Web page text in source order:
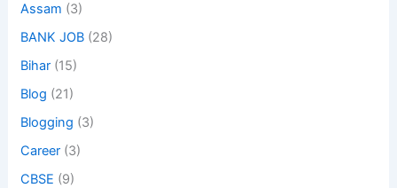
Assam (3)
BANK JOB (28)
Bihar (15)
Blog (21)
Blogging (3)
Career (3)
CBSE (9)